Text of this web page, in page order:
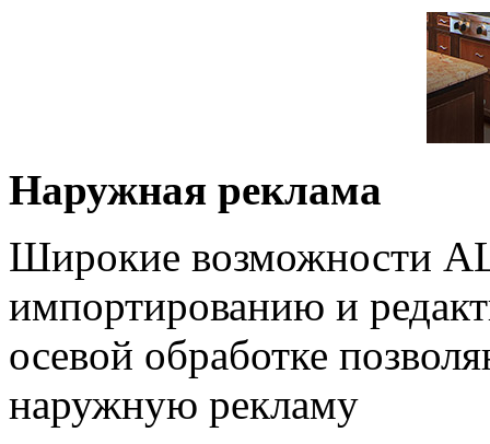
Наружная реклама
Широкие возможности
импортированию и
осевой обработке
наружную рекламу